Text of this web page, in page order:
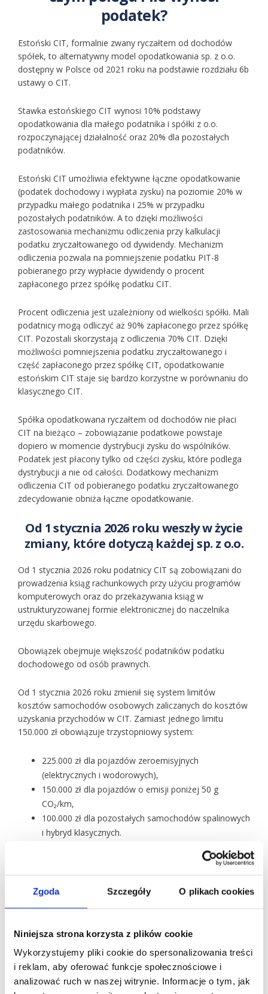
Zgoda Szczegóły O plikach cookies
Niniejsza strona korzysta z plików cookie
Wykorzystujemy pliki cookie do spersonalizowania treści
i reklam, aby oferować funkcje społecznościowe i
analizować ruch w naszej witrynie. Informacje o tym, jak
podatek?
Estoński CIT, formalnie zwany ryczałtem od dochodów
spółek, to alternatywny model opodatkowania sp. z o.o.
dostępny w Polsce od 2021 roku na podstawie rozdziału 6b
ustawy o CIT.
Stawka estońskiego CIT wynosi 10% podstawy
opodatkowania dla małego podatnika i spółki z o.o.
rozpoczynającej działalność oraz 20% dla pozostałych
podatników.
Estoński CIT umożliwia efektywne łączne opodatkowanie
(podatek dochodowy i wypłata zysku) na poziomie 20% w
przypadku małego podatnika i 25% w przypadku
pozostałych podatników. A to dzięki możliwości
zastosowania mechanizmu odliczenia przy kalkulacji
podatku zryczałtowanego od dywidendy. Mechanizm
odliczenia pozwala na pomniejszenie podatku PIT-8
pobieranego przy wypłacie dywidendy o procent
zapłaconego przez spółkę podatku CIT.
Procent odliczenia jest uzależniony od wielkości spółki. Mali
podatnicy mogą odliczyć aż 90% zapłaconego przez spółkę
CIT. Pozostali skorzystają z odliczenia 70% CIT. Dzięki
możliwości pomniejszenia podatku zryczałtowanego i
część zapłaconego przez spółkę CIT, opodatkowanie
estońskim CIT staje się bardzo korzystne w porównaniu do
klasycznego CIT.
Spółka opodatkowana ryczałtem od dochodów nie płaci
CIT na bieżąco – zobowiązanie podatkowe powstaje
dopiero w momencie dystrybucji zysku do wspólników.
Podatek jest płacony tylko od części zysku, które podlega
dystrybucji a nie od całości. Dodatkowy mechanizm
odliczenia CIT od pobieranego podatku zryczałtowanego
zdecydowanie obniża łączne opodatkowanie.
Od 1 stycznia 2026 roku weszły w życie
zmiany, które dotyczą każdej sp. z o.o.
Od 1 stycznia 2026 roku podatnicy CIT są zobowiązani do
prowadzenia ksiąg rachunkowych przy użyciu programów
komputerowych oraz do przekazywania ksiąg w
ustrukturyzowanej formie elektronicznej do naczelnika
urzędu skarbowego.
Obowiązek obejmuje większość podatników podatku
dochodowego od osób prawnych.
Od 1 stycznia 2026 roku zmienił się system limitów
kosztów samochodów osobowych zaliczanych do kosztów
uzyskania przychodów w CIT. Zamiast jednego limitu
150.000 zł obowiązuje trzystopniowy system:
225.000 zł dla pojazdów zeroemisyjnych
(elektrycznych i wodorowych),
150.000 zł dla pojazdów o emisji poniżej 50 g
CO₂/km,
100.000 zł dla pozostałych samochodów spalinowych
i hybryd klasycznych.
Od 2026 roku podatnicy będący mikro, małymi i średnimi
przedsiębiorcami mogą w określonych przypadkach
stosować indywidualnie ustalone stawki amortyzacyjne dla
środków trwałych.
Dla kogo ważne jest
opodatkowanie sp. z o.o.?
Opodatkowanie sp. z o.o. dotyczy bezpośrednio: